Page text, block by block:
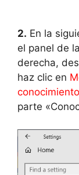
2. En la
el panel de
derecha,
haz clic en
conocimiento
parte